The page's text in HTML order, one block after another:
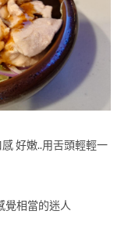
好嫩..用舌頭輕輕一
覺相當的迷人